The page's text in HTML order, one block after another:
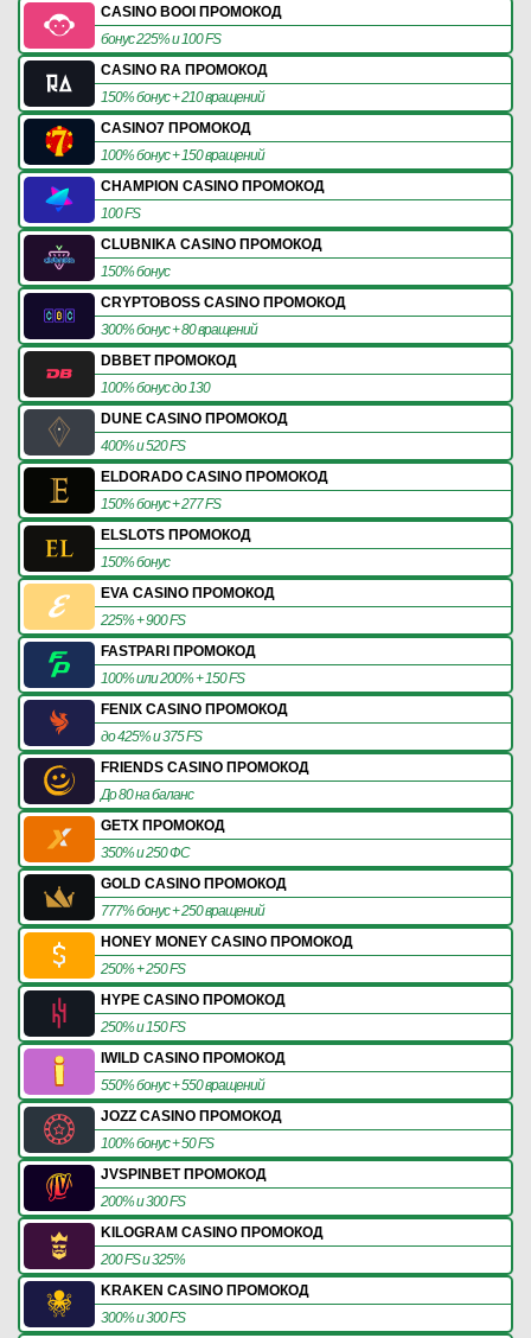
CASINO BOOI ПРОМОКОД
бонус 225% и 100 FS
CASINO RA ПРОМОКОД
150% бонус + 210 вращений
CASINO7 ПРОМОКОД
100% бонус + 150 вращений
CHAMPION CASINO ПРОМОКОД
100 FS
CLUBNIKA CASINO ПРОМОКОД
150% бонус
CRYPTOBOSS CASINO ПРОМОКОД
300% бонус + 80 вращений
DBBET ПРОМОКОД
100% бонус до 130
DUNE CASINO ПРОМОКОД
400% и 520 FS
ELDORADO CASINO ПРОМОКОД
150% бонус + 277 FS
ELSLOTS ПРОМОКОД
150% бонус
EVA CASINO ПРОМОКОД
225% + 900 FS
FASTPARI ПРОМОКОД
100% или 200% + 150 FS
FENIX CASINO ПРОМОКОД
до 425% и 375 FS
FRIENDS CASINO ПРОМОКОД
До 80 на баланс
GETX ПРОМОКОД
350% и 250 ФС
GOLD CASINO ПРОМОКОД
777% бонус + 250 вращений
HONEY MONEY CASINO ПРОМОКОД
250% + 250 FS
HYPE CASINO ПРОМОКОД
250% и 150 FS
IWILD CASINO ПРОМОКОД
550% бонус + 550 вращений
JOZZ CASINO ПРОМОКОД
100% бонус + 50 FS
JVSPINBET ПРОМОКОД
200% и 300 FS
KILOGRAM CASINO ПРОМОКОД
200 FS и 325%
KRAKEN CASINO ПРОМОКОД
300% и 300 FS